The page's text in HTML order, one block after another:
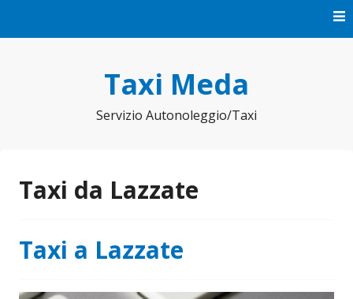
Taxi Meda
Servizio Autonoleggio/Taxi
Taxi da Lazzate
Taxi a Lazzate